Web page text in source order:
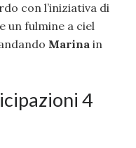
con l’iniziativa di
un fulmine a ciel
Marina in
4